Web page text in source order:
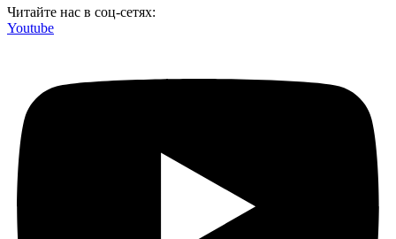
Читайте нас в соц-сетях:
Youtube